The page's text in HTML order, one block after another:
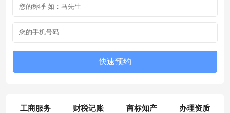
工商服务 财税记账 商标知产 办理资质